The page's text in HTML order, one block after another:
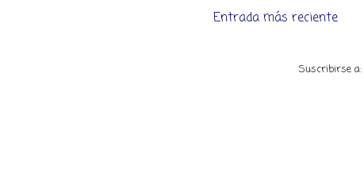
Entrada más reciente
Suscribirse a: